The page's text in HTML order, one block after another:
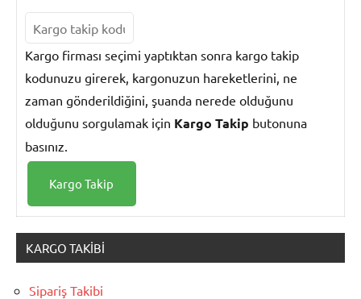
Kargo firması seçimi yaptıktan sonra kargo takip
kodunuzu girerek, kargonuzun hareketlerini, ne
zaman gönderildiğini, şuanda nerede olduğunu
olduğunu sorgulamak için Kargo Takip butonuna
basınız.
KARGO TAKIBI
Sipariş Takibi